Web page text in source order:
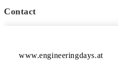
Contact
www.engineeringdays.at